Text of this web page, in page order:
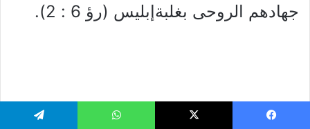
جهادهم الروحى بغلبةإبليس (رؤ 6 : 2).
آية (31): وكان بعدهشمجر بن عناه فضرب